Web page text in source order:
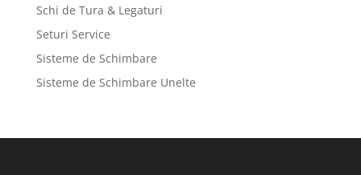
Schi de Tura & Legaturi
Seturi Service
Sisteme de Schimbare
Sisteme de Schimbare Unelte